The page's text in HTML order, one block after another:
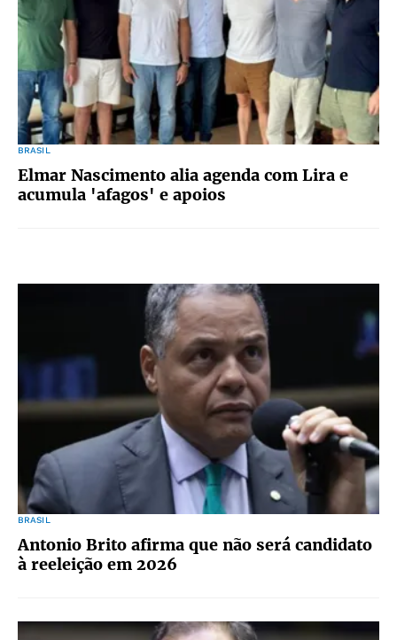
BRASIL
Elmar Nascimento alia agenda com Lira e
acumula 'afagos' e apoios
BRASIL
Antonio Brito afirma que não será candidato
à reeleição em 2026